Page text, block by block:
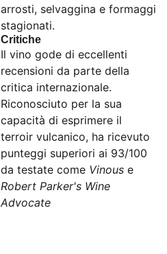
arrosti, selvaggina e formaggi
stagionati.
Critiche
Il vino gode di eccellenti
recensioni da parte della
critica internazionale.
Riconosciuto per la sua
capacità di esprimere il
terroir vulcanico, ha ricevuto
punteggi superiori ai 93/100
da testate come Vinous e
Robert Parker's Wine
Advocate